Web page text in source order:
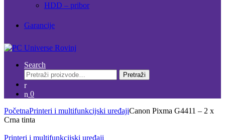
HDD – pribor
Garancije
Search
Pretraži:
Pretraži
0
PočetnaPrinteri i multifunkcijski uređajiCanon Pixma G4411 – 2 x
Crna tinta
Printeri i multifunkcijski uređaji